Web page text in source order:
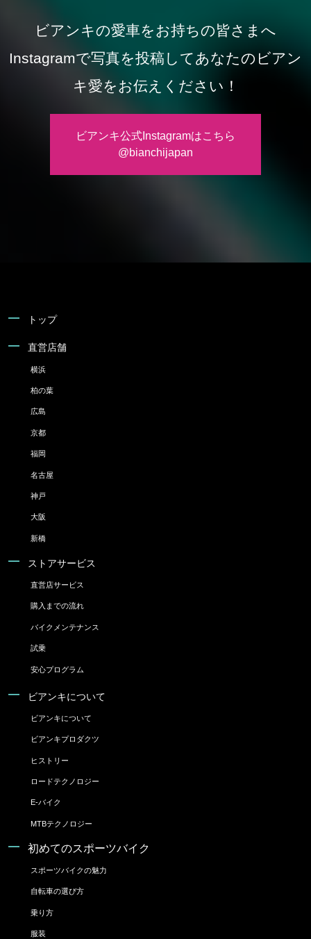
ビアンキの愛車をお持ちの皆さまへ
Instagramで写真を投稿してあなたのビアン
キ愛をお伝えください！
ビアンキ公式Instagramはこちら
@bianchijapan
トップ
直営店舗
横浜
柏の葉
広島
京都
福岡
名古屋
神戸
大阪
新橋
ストアサービス
直営店サービス
購入までの流れ
バイクメンテナンス
試乗
安心プログラム
ビアンキについて
ビアンキについて
ビアンキプロダクツ
ヒストリー
ロードテクノロジー
E-バイク
MTBテクノロジー
初めてのスポーツバイク
スポーツバイクの魅力
自転車の選び方
乗り方
服装